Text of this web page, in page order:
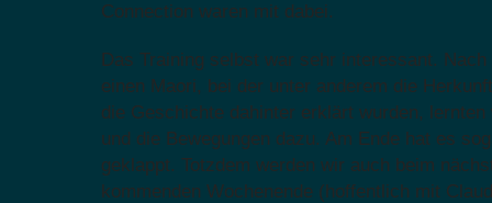
Connection waren mit dabei.
Das Training selbst war sehr interessant.
einen Maori, bei der unter anderem die
die Geschichte dahinter erklärt wurden,
und die Bewegungen dazu. Am Ende hat es
geklappt. Totzdem werden wir auch beim
kommenden Wochenende (hoffentlich mit